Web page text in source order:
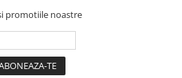
promotiile noastre